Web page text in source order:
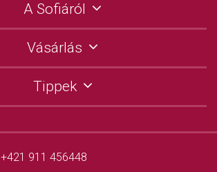
A Sofiáról
Vásárlás
Tippek
+421 911 456448